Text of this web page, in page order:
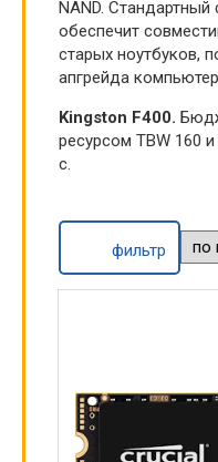
NAND.
обеспечит
старых ноутбуков,
апгрейда
Kingston F400.
ресурсом TBW 160
с.
фильтр